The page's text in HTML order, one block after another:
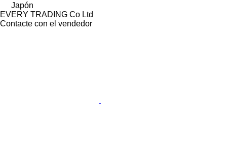
Japón
EVERY TRADING Co Ltd
Contacte con el vendedor